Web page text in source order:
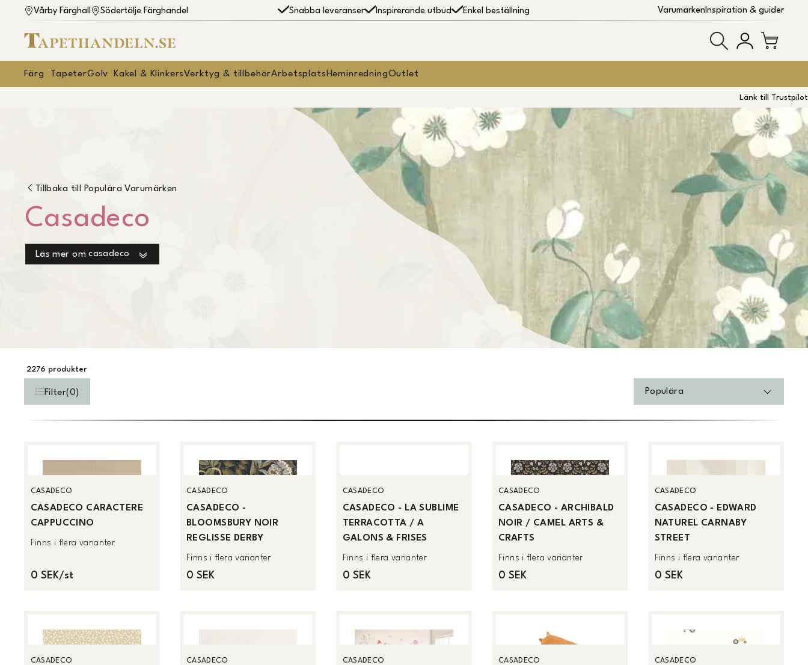
Vårby Färghall Södertälje Färghandel Snabba leveranser Inspirerande utbud Enkel beställning VarumärkenInspiration & guider
Färg TapeterGolv Kakel & KlinkersVerktyg & tillbehörArbetsplats HeminredningOutlet
Länk till Trustpilot
Tillbaka till Populära Varumärken
Casadeco
Läs mer om casadeco
2276 produkter
Filter(0) Populära
CASADECO
CASADECO CARACTERE
CAPPUCCINO
Finns i flera varianter
0 SEK/st
CASADECO
CASADECO -
BLOOMSBURY NOIR
REGLISSE DERBY
Finns i flera varianter
0 SEK
CASADECO
CASADECO - LA SUBLIME
TERRACOTTA / A
GALONS & FRISES
Finns i flera varianter
0 SEK
CASADECO
CASADECO - ARCHIBALD
NOIR / CAMEL ARTS &
CRAFTS
Finns i flera varianter
0 SEK
CASADECO
CASADECO - EDWARD
NATUREL CARNABY
STREET
Finns i flera varianter
0 SEK
CASADECO CASADECO CASADECO CASADECO CASADECO